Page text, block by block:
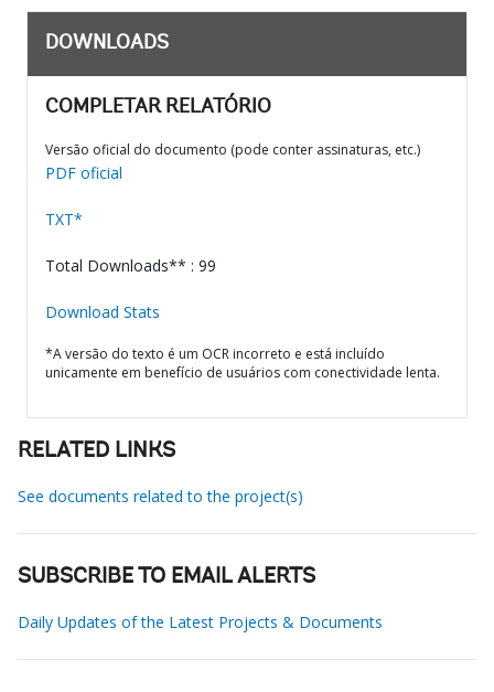
DOWNLOADS
COMPLETAR RELATÓRIO
Versão oficial do documento (pode conter assinaturas, etc.)
PDF oficial
TXT*
Total Downloads** : 99
Download Stats
*A versão do texto é um OCR incorreto e está incluído
unicamente em benefício de usuários com conectividade lenta.
RELATED LINKS
See documents related to the project(s)
SUBSCRIBE TO EMAIL ALERTS
Daily Updates of the Latest Projects & Documents